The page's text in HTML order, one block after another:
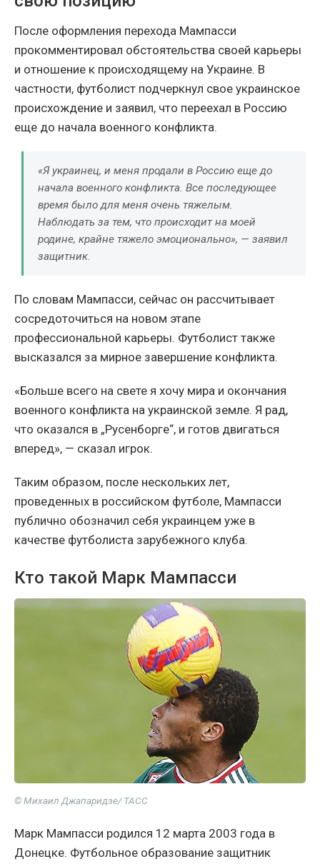
После оформления перехода Мампасси
прокомментировал обстоятельства своей карьеры
и отношение к происходящему на Украине. В
частности, футболист подчеркнул свое украинское
происхождение и заявил, что переехал в Россию
еще до начала военного конфликта.
«Я украинец, и меня продали в Россию еще до
начала военного конфликта. Все последующее
время было для меня очень тяжелым.
Наблюдать за тем, что происходит на моей
родине, крайне тяжело эмоционально», — заявил
защитник.
По словам Мампасси, сейчас он рассчитывает
сосредоточиться на новом этапе
профессиональной карьеры. Футболист также
высказался за мирное завершение конфликта.
«Больше всего на свете я хочу мира и окончания
военного конфликта на украинской земле. Я рад,
что оказался в „Русенборге“, и готов двигаться
вперед», — сказал игрок.
Таким образом, после нескольких лет,
проведенных в российском футболе, Мампасси
публично обозначил себя украинцем уже в
качестве футболиста зарубежного клуба.
Кто такой Марк Мампасси
© Михаил Джапаридзе/ ТАСС
Марк Мампасси родился 12 марта 2003 года в
Донецке. Футбольное образование защитник